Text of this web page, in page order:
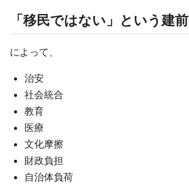
「移民ではない」という建前
によって、
治安
社会統合
教育
医療
文化摩擦
財政負担
自治体負荷